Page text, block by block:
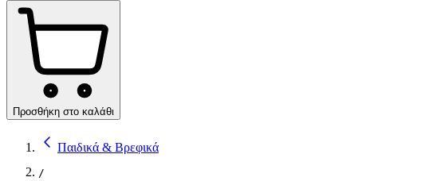
Προσθήκη στο καλάθι
Παιδικά & Βρεφικά
/